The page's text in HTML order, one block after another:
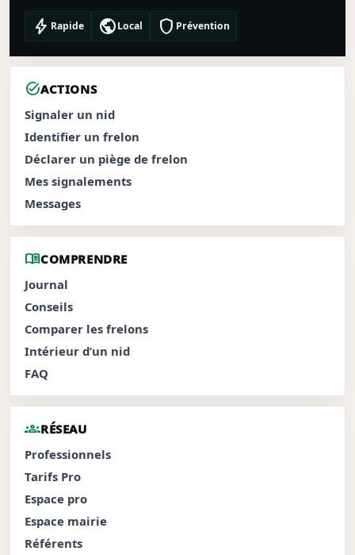
bolt Rapide publicLocal shield Prévention
task_altACTIONS
Signaler un nid
Identifier un frelon
Déclarer un piège de frelon
Mes signalements
Messages
menu_bookCOMPRENDRE
Journal
Conseils
Comparer les frelons
Intérieur d’un nid
FAQ
groupsRÉSEAU
Professionnels
Tarifs Pro
Espace pro
Espace mairie
Référents